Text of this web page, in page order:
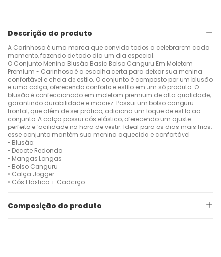
Descrição do produto
A Carinhoso é uma marca que convida todos a celebrarem cada
momento, fazendo de todo dia um dia especial.
O Conjunto Menina Blusão Basic Bolso Canguru Em Moletom
Premium - Carinhoso é a escolha certa para deixar sua menina
confortável e cheia de estilo. O conjunto é composto por um blusão
e uma calça, oferecendo conforto e estilo em um só produto. O
blusão é confeccionado em moletom premium de alta qualidade,
garantindo durabilidade e maciez. Possui um bolso canguru
frontal, que além de ser prático, adiciona um toque de estilo ao
conjunto. A calça possui cós elástico, oferecendo um ajuste
perfeito e facilidade na hora de vestir. Ideal para os dias mais frios,
esse conjunto mantém sua menina aquecida e confortável
• Blusão:
• Decote Redondo
• Mangas Longas
• Bolso Canguru
• Calça Jogger:
• Cós Elástico + Cadarço
Composição do produto